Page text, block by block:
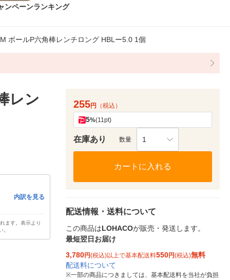
ンペーンランキング
ボールP六角棒レンチロング HBLー5.0 1個
レン
内訳を見る
ます。表示より
。
255円 （税込）
5%(11pt)
在庫あり 数量 1
カートに入れる
配送情報・送料について
この商品はLOHACOが販売・発送します。
最短翌日お届け
3,780円(税込)以上で基本配送料550円(税込)無料
配送料について
※一部の商品につきましては、基本配送料を当社が負担